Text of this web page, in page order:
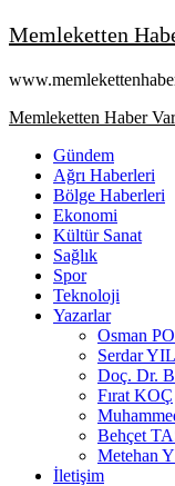
Skip
to
Memleketten
Primary
Memleketten Haber Var
Gündem
Ağrı Haberleri
Bölge Haberleri
Ekonomi
Kültür Sanat
Sağlık
Spor
Teknoloji
Yazarlar
Osman
Serdar
Doç. Dr.
Fırat KOÇ
Behçet
Metehan
İletişim